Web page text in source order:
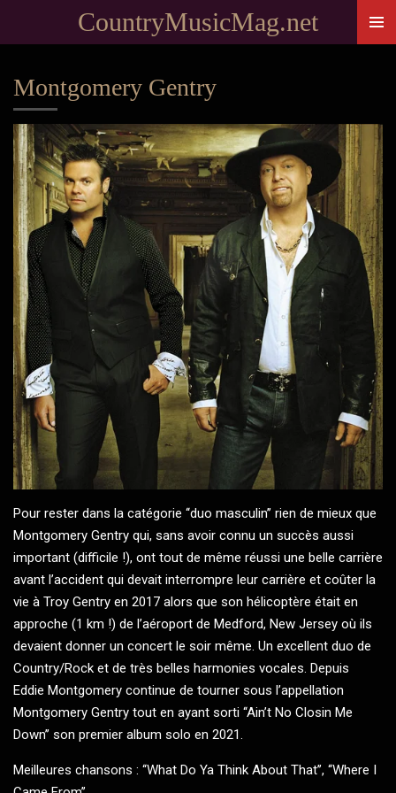
au
principal
CountryMusicMag.net
Montgomery Gentry
Pour rester dans la catégorie ‘‘duo masculin’’ rien de mieux que
Montgomery Gentry qui, sans avoir connu un succès aussi
important (difficile !), ont tout de même réussi une belle carrière
avant l’accident qui devait interrompre leur carrière et coûter la
vie à Troy Gentry en 2017 alors que son hélicoptère était en
approche (1 km !) de l’aéroport de Medford, New Jersey où ils
devaient donner un concert le soir même. Un excellent duo de
Country/Rock et de très belles harmonies vocales. Depuis
Eddie Montgomery continue de tourner sous l’appellation
Montgomery Gentry tout en ayant sorti ‘‘Ain’t No Closin Me
Down’’ son premier album solo en 2021.
Meilleures chansons : ‘‘What Do Ya Think About That’’, ‘‘Where I